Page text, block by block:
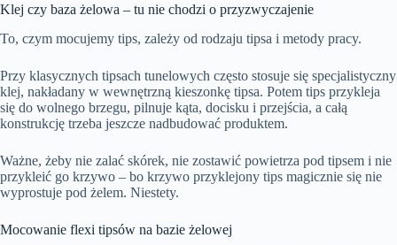
Klej czy baza żelowa – tu nie chodzi o przyzwyczajenie
To, czym mocujemy tips, zależy od rodzaju tipsa i metody pracy.
Przy klasycznych tipsach tunelowych często stosuje się specjalistyczny
klej, nakładany w wewnętrzną kieszonkę tipsa. Potem tips przykleja
się do wolnego brzegu, pilnuje kąta, docisku i przejścia, a całą
konstrukcję trzeba jeszcze nadbudować produktem.
Ważne, żeby nie zalać skórek, nie zostawić powietrza pod tipsem i nie
przykleić go krzywo – bo krzywo przyklejony tips magicznie się nie
wyprostuje pod żelem. Niestety.
Mocowanie flexi tipsów na bazie żelowej